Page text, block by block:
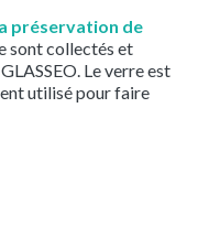
préservation de
sont collectés et
Le verre est
utilisé pour faire